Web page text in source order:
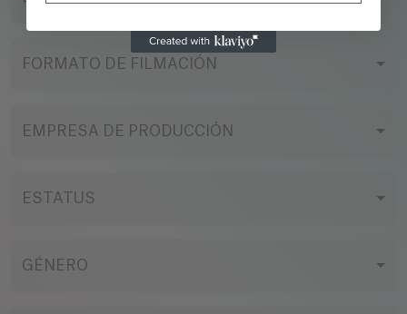
FORMATO DE FILMACIÓN
EMPRESA DE PRODUCCIÓN
ESTATUS
GÉNERO